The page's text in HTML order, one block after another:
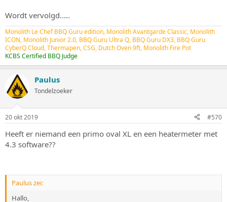
Wordt vervolgd.....
Monolith Le Chef BBQ Guru edition, Monolith Avantgarde Classic, Monolith
ICON, Monolith Junior 2.0, BBQ Guru Ultra Q, BBQ Guru DX3, BBQ Guru
CyberQ Cloud, Thermapen, CSG, Dutch Oven 9ft, Monolith Fire Pot
KCBS Certified BBQ Judge
Paulus
Tondelzoeker
20 okt 2019 #570
Heeft er niemand een primo oval XL en een heatermeter met
4.3 software??
Paulus zei:
Hallo,